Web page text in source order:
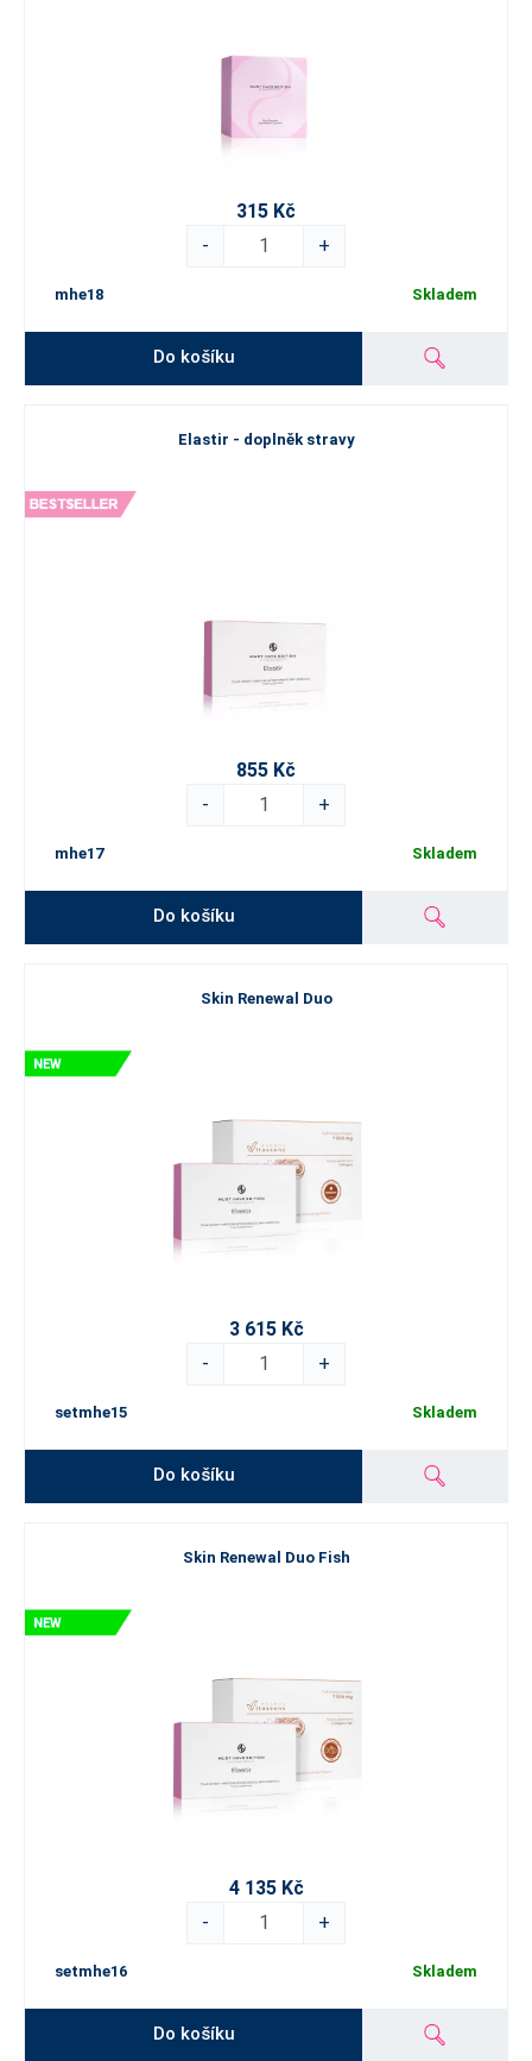
315 Kč
-
+
mhe18 Skladem
Do košíku
Elastir - doplněk stravy
855 Kč
-
+
mhe17 Skladem
Do košíku
Skin Renewal Duo
3 615 Kč
-
+
setmhe15 Skladem
Do košíku
Skin Renewal Duo Fish
4 135 Kč
-
+
setmhe16 Skladem
Do košíku